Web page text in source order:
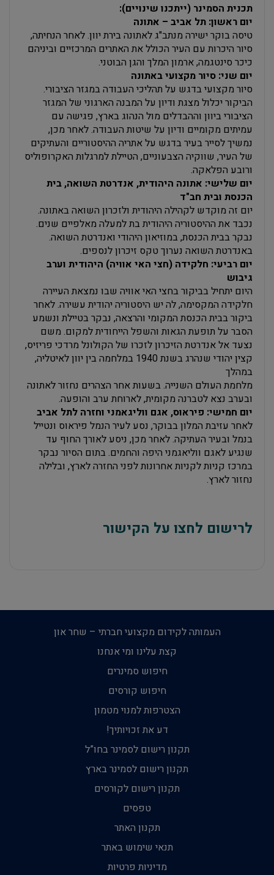
תכנית הסמינר (ייתכנו שינויים):
יום ראשון: תל אביב – אתונה
טיסה בוקר ישירה מנתב"ג לאתונה בירת יוון. לאחר הנחיתה,
סיור היכרות עם העיר הכולל את האתרים המרכזיים וביניהם
כיכר סינטגמה, ארמון המלך והגן הבוטני.
יום שני: סיור מקצועי באתונה
סיור מקצועי בדגש על תהליכי העבודה במגזר הציבורי.
הביקור יכלול מצגת ודיון על המבנה הארגוני של המגזר
הציבורי ביוון וההבדלים מול הנהוג בארץ, פגישה עם
עמיתים מקומיים ודיון על שיטות העבודה. לאחר מכן,
נמשיך לסייר בעיר בדגש על אתריה ההיסטוריים והעתיקים
של העיר, שווקיה הצבעוניים, הטיילת למרגלות האקרופוליס
ורובע הפלאקה.
יום שלישי: אתונה היהודית, אנדרטת השואה, בית
הכנסת ובית חב"ד
יום זה מוקדש לקהילה היהודית ולזכרון השואה באתונה.
נכבד את ההיסטוריה היהודית בת למעלה מאלפיים שנים.
נבקר בבית הכנסת, במוזיאון היהודי ואנדרטת השואה.
באנדרטת השואה נערוך טקס זיכרון לנספים.
יום רביעי: חלקידה (חצי האי אוויה) היהודית וערב
גיבוש
היום יתחיל בביקור בחצי האי אוויה שבו נמצאת העיירה
חלקידה המקסימה, לה יש היסטוריה יהודית עשירה. לאחר
ביקור בבית הכנסת המקומי והרצאה, נבקר בטיילת ונשמע
הסבר על תופעת הגאות והשפל הייחודית למקום. משם
נצעד אל אנדרטת הזיכרון לזכרו של הקולונל מרדכי פריזיס,
קצין יהודי שנהרג בשנת 1940 במלחמה בין יוון לאיטליה,
במהלך
מלחמת העולם השנייה. בשעות אחר הצהרים נחזור לאתונה
ובערב נצא לטברנה מקומית, לארוחת ערב והופעה.
יום חמישי: פיראוס, אגם ווליגאמני וחזרה לתל אביב
לאחר עזיבת המלון בבוקר, נסע לעיר הנמל פיראוס ונטייל
בנמל ובעיר העתיקה. לאחר מכן, ניסע לאורך החוף עד
שנגיע לאגם ווליאגמני היפה והחמים. בתום הסיור נבקר
במרכז קניות לקניות אחרונות לפני החזרה לארץ, ובלילה
נחזור לארץ.
לרישום לחצו על הקישור
העמותה לקידום מקצועי חברתי – שחר און
קצת עלינו ומי אנחנו
חיפוש סמינרים
חיפוש קורסים
הצטרפות למנוי מטמון
דע את זכויותיך!
תקנון רישום לסמינר בחו”ל
תקנון רישום לסמינר בארץ
תקנון רישום לקורסים
טפסים
תקנון האתר
תנאי שימוש באתר
מדיניות פרטיות